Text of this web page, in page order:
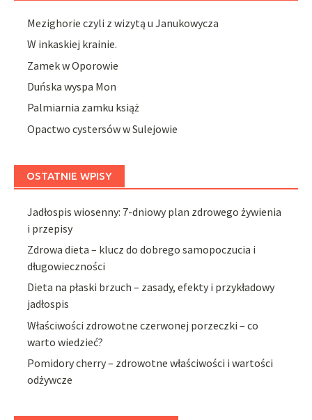
Mezighorie czyli z wizytą u Janukowycza
W inkaskiej krainie.
Zamek w Oporowie
Duńska wyspa Mon
Palmiarnia zamku książ
Opactwo cystersów w Sulejowie
OSTATNIE WPISY
Jadłospis wiosenny: 7-dniowy plan zdrowego żywienia
i przepisy
Zdrowa dieta – klucz do dobrego samopoczucia i
długowieczności
Dieta na płaski brzuch – zasady, efekty i przykładowy
jadłospis
Właściwości zdrowotne czerwonej porzeczki – co
warto wiedzieć?
Pomidory cherry – zdrowotne właściwości i wartości
odżywcze